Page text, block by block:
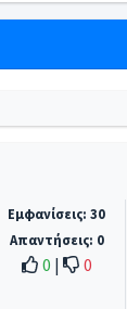
Εμφανίσεις: 30
Απαντήσεις: 0
0 | 0